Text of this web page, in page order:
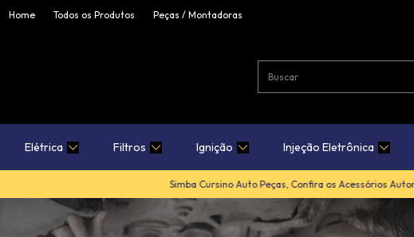
Home Todos os Produtos Peças / Montadoras
Elétrica Filtros Ignição Injeção Eletrônica
Simba Cursino Auto Peças, Confira os Acessórios